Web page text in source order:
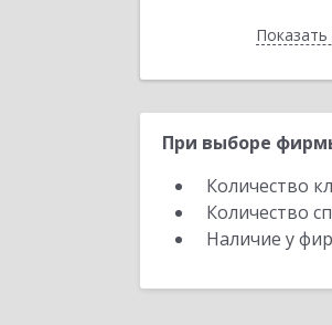
При выборе
Количество
Количество
Наличие у